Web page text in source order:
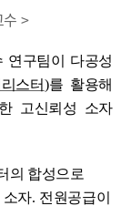
>
연구팀이 다공성
스터)를 활용해
고신뢰성 소자
의 합성으로
소자. 전원공급이